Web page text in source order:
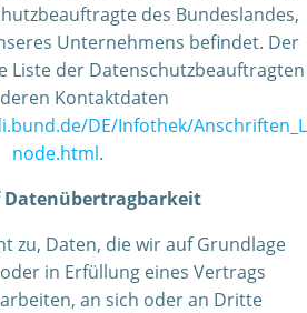
des Bundeslandes,
Unternehmens befindet. Der
Liste der Datenschutzbeauftragten
Kontaktdaten
DE/Infothek/
node.html.
Datenübertragbarkeit
zu, Daten, die wir auf Grundlage
in Erfüllung eines Vertrags
an sich oder an Dritte